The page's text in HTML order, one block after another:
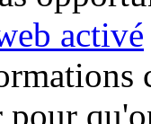
activé